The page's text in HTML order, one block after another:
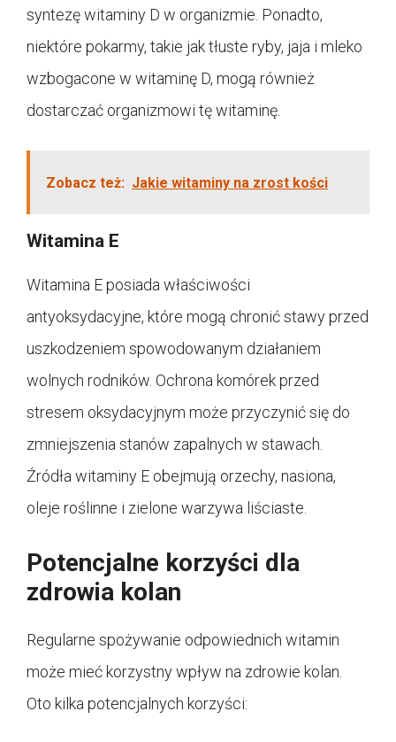
syntezę witaminy D w organizmie. Ponadto,
niektóre pokarmy, takie jak tłuste ryby, jaja i mleko
wzbogacone w witaminę D, mogą również
dostarczać organizmowi tę witaminę.
Zobacz też: Jakie witaminy na zrost kości
Witamina E
Witamina E posiada właściwości
antyoksydacyjne, które mogą chronić stawy przed
uszkodzeniem spowodowanym działaniem
wolnych rodników. Ochrona komórek przed
stresem oksydacyjnym może przyczynić się do
zmniejszenia stanów zapalnych w stawach.
Źródła witaminy E obejmują orzechy, nasiona,
oleje roślinne i zielone warzywa liściaste.
Potencjalne korzyści dla
zdrowia kolan
Regularne spożywanie odpowiednich witamin
może mieć korzystny wpływ na zdrowie kolan.
Oto kilka potencjalnych korzyści: